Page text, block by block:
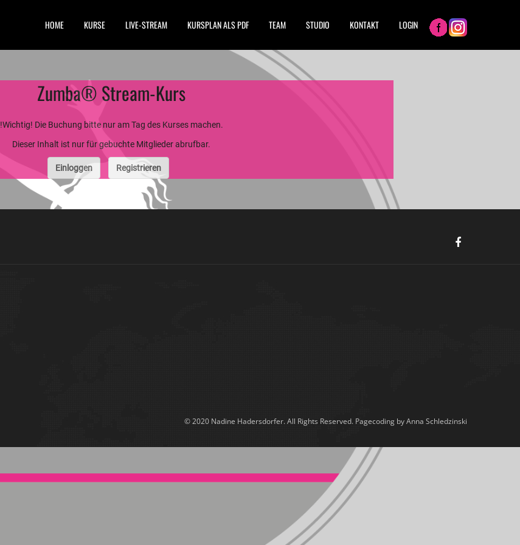
HOME KURSE LIVE-STREAM KURSPLAN ALS PDF TEAM STUDIO KONTAKT LOGIN
Zumba® Stream-Kurs
!Wichtig! Die Buchung bitte nur am Tag des Kurses machen.
Dieser Inhalt ist nur für gebuchte Mitglieder abrufbar.
Einloggen Registrieren
© 2020 Nadine Hadersdorfer. All Rights Reserved. Pagecoding by Anna Schledzinski